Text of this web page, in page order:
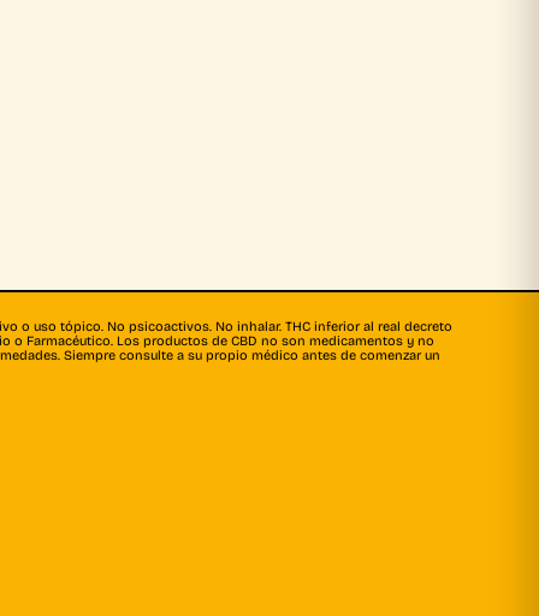
o uso tópico. No psicoactivos. No inhalar. THC inferior al real decreto
o Farmacéutico. Los productos de CBD no son medicamentos y no
Siempre consulte a su propio médico antes de comenzar un